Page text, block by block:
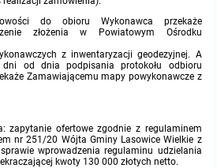
do obioru Wykonawca przekaże
złożenia w Powiatowym Ośrodku
z inwentaryzacji geodezyjnej. A
od dnia podpisania protokołu odbioru
Zamawiającemu mapy powykonawcze z
zapytanie ofertowe zgodnie z regulaminem
nr 251/20 Wójta Gminy Lasowice Wielkie z
wprowadzenia regulaminu udzielania
kwoty 130 000 złotych netto.